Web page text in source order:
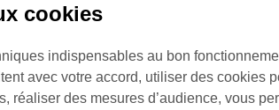
cookies
indispensables au bon
avec votre accord, utiliser des cookies
réaliser des mesures d’audience, vous